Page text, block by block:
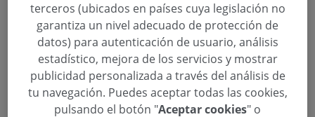
Cardiosaludables
Categoría:Actividades
5 de Noviembre de 2014
aceite de oliva, Alaba,alumnos,Asociación Bihotz Bizi - Corazón Vivo
Ausolan ,Bizkaia,centros escolares, cereales,Comunidad Autónoma Vasca
Consejo de Farmacéuticos del País Vasco ,Corazón , Desayunos
Cardiosaludables,embutido ,Eroski, escolares,Federación Vasca de
terceros (ubicados en países cuya legislación no
garantiza un nivel adecuado de protección de
datos) para autenticación de usuario, análisis
estadístico, mejora de los servicios y mostrar
publicidad personalizada a través del análisis de
tu navegación. Puedes aceptar todas las cookies,
pulsando el botón "Aceptar cookies" o